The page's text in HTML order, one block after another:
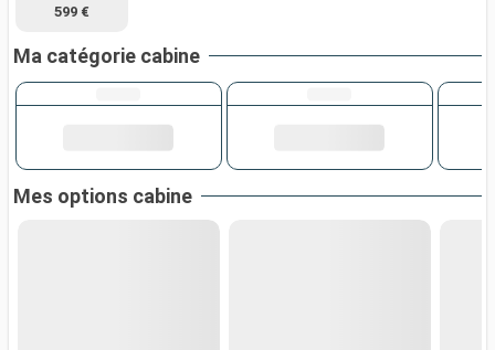
599 €
Ma catégorie cabine
Mes options cabine